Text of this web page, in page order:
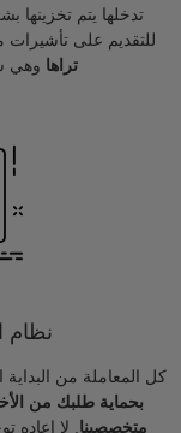
تدخلها يتم تخزينها
للتقديم على
تراها وهي
نظام
كل المعاملة من البداية
بحماية طلبك من
متخصصينا . لا